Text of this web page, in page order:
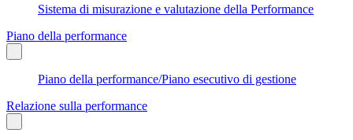
Sistema di misurazione e valutazione della Performance
Piano della performance
Piano della performance/Piano esecutivo di gestione
Relazione sulla performance